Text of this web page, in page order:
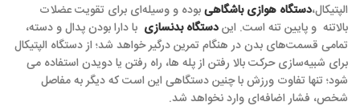
الپتیکال،دستگاه هوازی باشگاهیبوده و وسیله‌ای برای تقویت عضلات
بالاتنه و پایین تنه است. ایندستگاه بدنسازی با دارا بودن پدال و دسته،
تمامی قسمت‌های بدن در هنگام تمرین درگیر خواهد شد؛ از دستگاه الپتیکال
برای شبیه‌سازی حرکت بالا رفتن از پله ها، راه رفتن یا دویدن استفاده می
شود؛ تنها تفاوت ورزش با چنین دستگاهی این است که دیگر به مفاصل
شخص، فشار اضافه‌ای وارد نخواهد شد.